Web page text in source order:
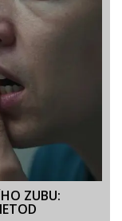
ZUBU: